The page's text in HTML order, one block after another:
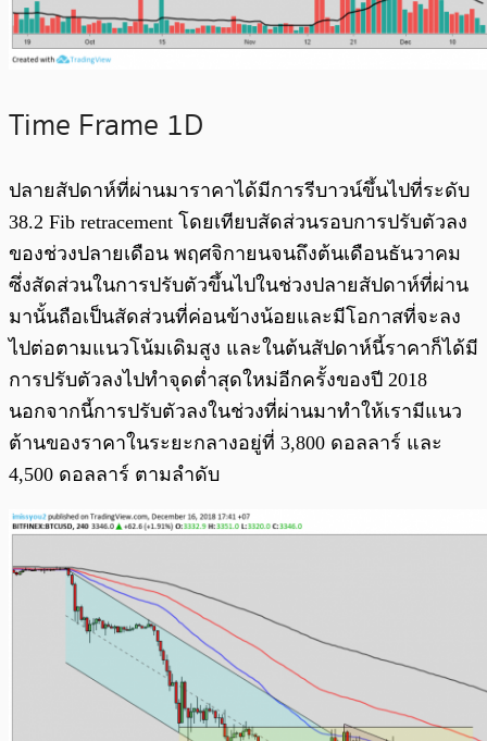
Time Frame 1D
ปลายสัปดาห์ที่ผ่านมาราคาได้มีการรีบาวน์ขึ้นไปที่ระดับ
38.2 Fib retracement โดยเทียบสัดส่วนรอบการปรับตัวลง
ของช่วงปลายเดือน พฤศจิกายนจนถึงต้นเดือนธันวาคม
ซึ่งสัดส่วนในการปรับตัวขึ้นไปในช่วงปลายสัปดาห์ที่ผ่าน
มานั้นถือเป็นสัดส่วนที่ค่อนข้างน้อยและมีโอกาสที่จะลง
ไปต่อตามแนวโน้มเดิมสูง และในต้นสัปดาห์นี้ราคาก็ได้มี
การปรับตัวลงไปทำจุดต่ำสุดใหม่อีกครั้งของปี 2018
นอกจากนี้การปรับตัวลงในช่วงที่ผ่านมาทำให้เรามีแนว
ต้านของราคาในระยะกลางอยู่ที่ 3,800 ดอลลาร์ และ
4,500 ดอลลาร์ ตามลำดับ